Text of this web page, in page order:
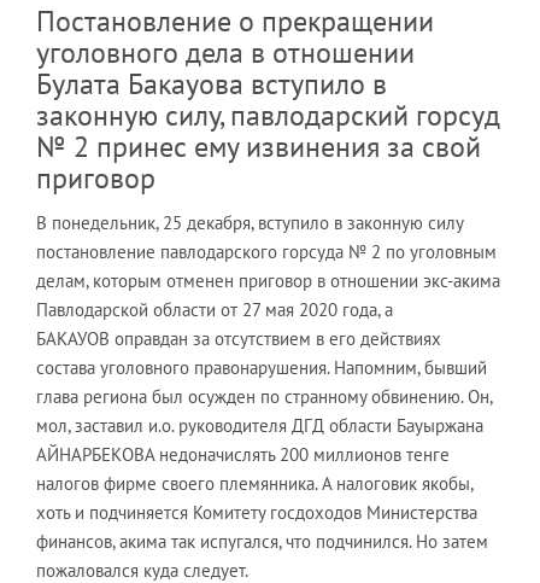
Постановление о прекращении
уголовного дела в отношении
Булата Бакауова вступило в
законную силу, павлодарский горсуд
№ 2 принес ему извинения за свой
приговор
В понедельник, 25 декабря, вступило в законную силу
постановление павлодарского горсуда № 2 по уголовным
делам, которым отменен приговор в отношении экс-акима
Павлодарской области от 27 мая 2020 года, а
БАКАУОВ оправдан за отсутствием в его действиях
состава уголовного правонарушения. Напомним, бывший
глава региона был осужден по странному обвинению. Он,
мол, заставил и.о. руководителя ДГД области Бауыржана
АЙНАРБЕКОВА недоначислять 200 миллионов тенге
налогов фирме своего племянника. А налоговик якобы,
хоть и подчиняется Комитету госдоходов Министерства
финансов, акима так испугался, что подчинился. Но затем
пожаловался куда следует.